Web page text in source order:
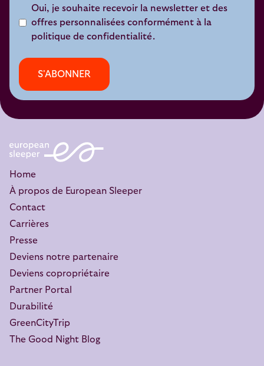
Oui, je souhaite recevoir la newsletter et des
offres personnalisées conformément à la
politique de confidentialité.
S'ABONNER
Home
À propos de European Sleeper
Contact
Carrières
Presse
Deviens notre partenaire
Deviens copropriétaire
Partner Portal
Durabilité
GreenCityTrip
The Good Night Blog